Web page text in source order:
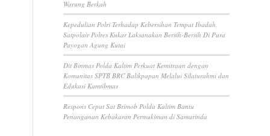
Warung Berkah
Kepedulian Polri Terhadap Kebersihan Tempat Ibadah,
Satpolair Polres Kukar Laksanakan Bersih-Bersih Di Pura
Payogan Agung Kutai
Dit Binmas Polda Kaltim Perkuat Kemitraan dengan
Komunitas SPTB BRC Balikpapan Melalui Silaturahmi dan
Edukasi Kamtibmas
Respons Cepat Sat Brimob Polda Kaltim Bantu
Penanganan Kebakaran Permukiman di Samarinda